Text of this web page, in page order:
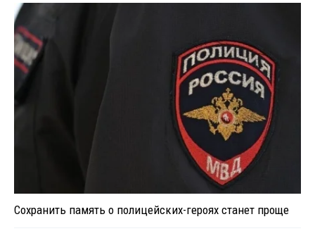
Сохранить память о полицейских-героях станет проще